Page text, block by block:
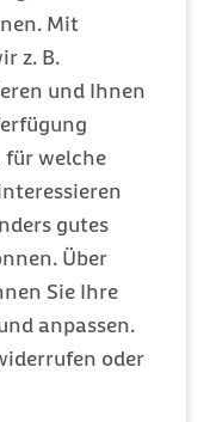
Mit
z. B.
und Ihnen
für welche
gutes
Über
Sie Ihre
anpassen.
oder
hat man
Normalität.
erst, wenn
Alter
anfangen,
sogar
fragen sie
großer
und dann